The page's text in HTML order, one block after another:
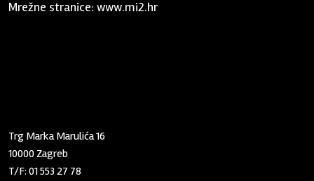
Mrežne stranice:www.mi2.hr
Trg Marka Marulića 16
10000 Zagreb
T/F:01 553 27 78